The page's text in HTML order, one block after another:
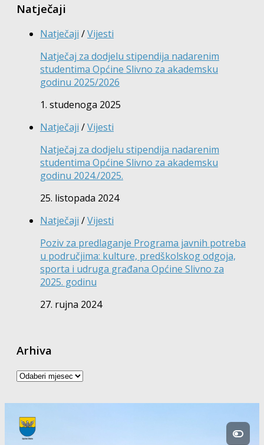
Natječaji
Natječaji /Vijesti
Natječaj za dodjelu stipendija nadarenim
studentima Općine Slivno za akademsku
godinu 2025/2026
1. studenoga 2025
Natječaji /Vijesti
Natječaj za dodjelu stipendija nadarenim
studentima Općine Slivno za akademsku
godinu 2024./2025.
25. listopada 2024
Natječaji /Vijesti
Poziv za predlaganje Programa javnih potreba
u područjima: kulture, predškolskog odgoja,
sporta i udruga građana Općine Slivno za
2025. godinu
27. rujna 2024
Arhiva
Arhiva